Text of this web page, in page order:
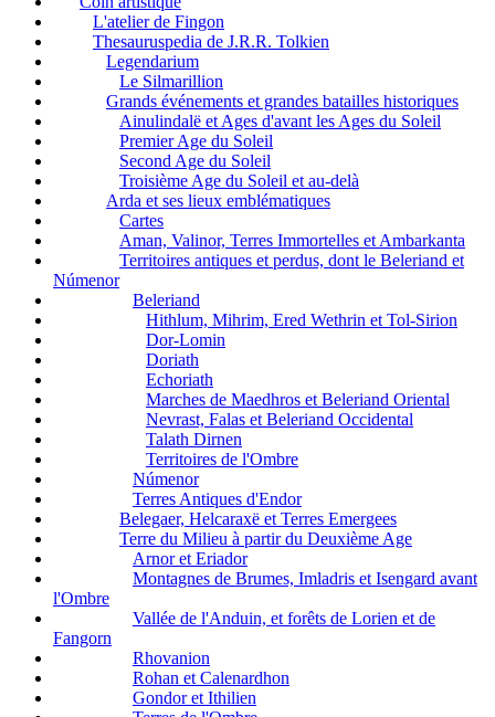
L'atelier de Fingon
Thesauruspedia de J.R.R. Tolkien
Legendarium
Le Silmarillion
Grands événements et grandes batailles historiques
Ainulindalë et Ages d'avant les Ages du Soleil
Premier Age du Soleil
Second Age du Soleil
Troisième Age du Soleil et au-delà
Arda et ses lieux emblématiques
Cartes
Aman, Valinor, Terres Immortelles et Ambarkanta
Territoires antiques et perdus, dont le Beleriand et
Númenor
Beleriand
Hithlum, Mihrim, Ered Wethrin et Tol-Sirion
Dor-Lomin
Doriath
Echoriath
Marches de Maedhros et Beleriand Oriental
Nevrast, Falas et Beleriand Occidental
Talath Dirnen
Territoires de l'Ombre
Númenor
Terres Antiques d'Endor
Belegaer, Helcaraxë et Terres Emergees
Terre du Milieu à partir du Deuxième Age
Arnor et Eriador
Montagnes de Brumes, Imladris et Isengard avant
l'Ombre
Vallée de l'Anduin, et forêts de Lorien et de
Fangorn
Rhovanion
Rohan et Calenardhon
Gondor et Ithilien